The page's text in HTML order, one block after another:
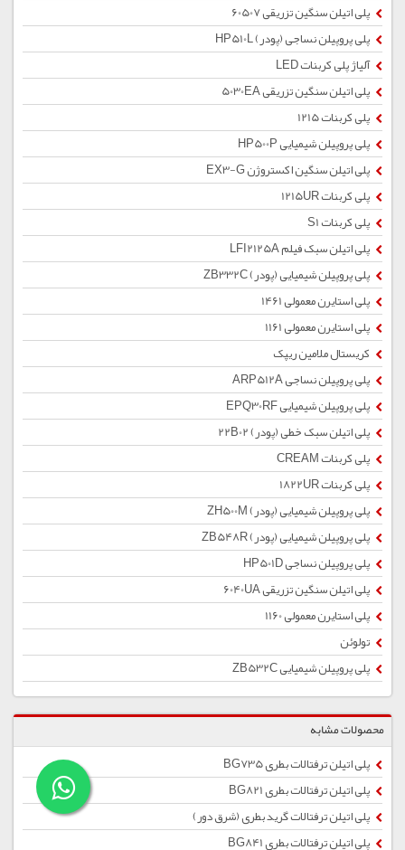
پلی اتیلن سنگین تزریقی 60507
پلی پروپیلن نساجی (پودر) HP510L
آلیاژ پلی کربنات LED
پلی اتیلن سنگین تزریقی 5030EA
پلی کربنات 1215
پلی پروپیلن شیمیایی HP500P
پلی اتیلن سنگین اکستروژن EX3-G
پلی کربنات 1215UR
پلی کربنات S1
پلی اتیلن سبک فیلم LFI2125A
پلی پروپیلن شیمیایی (پودر) ZB332C
پلی استایرن معمولی 1461
پلی استایرن معمولی 1161
کریستال ملامین ریپک
پلی پروپیلن نساجی ARP512A
پلی پروپیلن شیمیایی EPQ30RF
پلی اتیلن سبک خطی (پودر) 22B02
پلی کربنات CREAM
پلی کربنات 1822UR
پلی پروپیلن شیمیایی (پودر) ZH500M
پلی پروپیلن شیمیایی (پودر) ZB548R
پلی پروپیلن نساجی HP501D
پلی اتیلن سنگین تزریقی 6040UA
پلی استایرن معمولی 1160
تولوئن
پلی پروپیلن شیمیایی ZB532C
محصولات مشابه
پلی اتیلن ترفتالات بطری BG735
پلی اتیلن ترفتالات بطری BG821
پلی اتیلن ترفتالات گرید بطری (شرق دور)
پلی اتیلن ترفتالات بطری BG841